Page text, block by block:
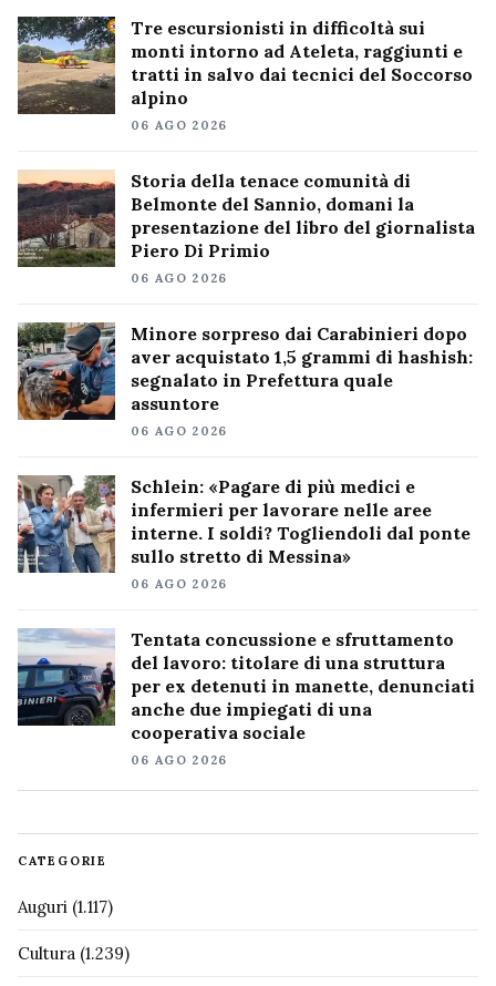
Tre escursionisti in difficoltà sui
monti intorno ad Ateleta, raggiunti e
tratti in salvo dai tecnici del Soccorso
alpino
06 AGO 2026
Storia della tenace comunità di
Belmonte del Sannio, domani la
presentazione del libro del giornalista
Piero Di Primio
06 AGO 2026
Minore sorpreso dai Carabinieri dopo
aver acquistato 1,5 grammi di hashish:
segnalato in Prefettura quale
assuntore
06 AGO 2026
Schlein: «Pagare di più medici e
infermieri per lavorare nelle aree
interne. I soldi? Togliendoli dal ponte
sullo stretto di Messina»
06 AGO 2026
Tentata concussione e sfruttamento
del lavoro: titolare di una struttura
per ex detenuti in manette, denunciati
anche due impiegati di una
cooperativa sociale
06 AGO 2026
CATEGORIE
Auguri (1.117)
Cultura (1.239)